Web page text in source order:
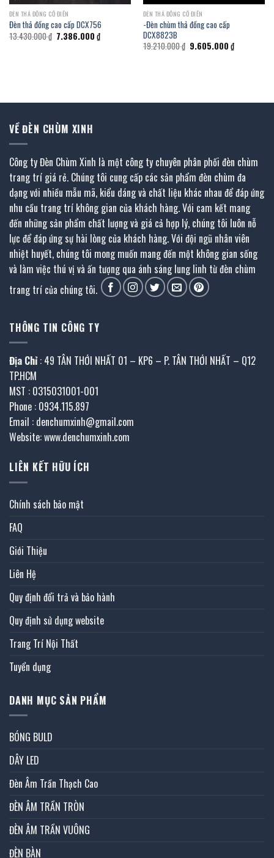
ĐÈN THẢ ĐỒNG CỔ ĐIỂN
Đèn thả đồng cao cấp DCX756
13.430.000₫ Giá
gốc
7.386.000 ₫Giá
hiện
ĐÈN THẢ ĐỒNG CỔ ĐIỂN
-Đèn chùm thả đồng cao cấp
DCX8823B
19.210.000₫ Giá
gốc
9.605.000 ₫Giá
hiện
VỀ ĐÈN CHÙM XINH
Công ty Đèn Chùm Xinh là một công ty chuyên phân phối đèn chùm
trang trí giá rẻ. Chúng tôi cung cấp các sản phẩm đèn chùm đa
dạng với nhiều mẫu mã, kiểu dáng và chất liệu khác nhau để đáp ứng
nhu cầu trang trí không gian của khách hàng. Với cam kết mang
đến những sản phẩm chất lượng và giá cả hợp lý, chúng tôi luôn nỗ
lực để đáp ứng sự hài lòng của khách hàng. Với đội ngũ nhân viên
nhiệt huyết, chúng tôi mong muốn mang đến một không gian sống
và làm việc thú vị và ấn tượng qua ánh sáng lung linh từ đèn chùm
trang trí của chúng tôi.
THÔNG TIN CÔNG TY
Địa Chỉ : 49 TÂN THỚI NHẤT 01 – KP6 – P. TÂN THỚI NHẤT – Q12
TP.HCM
MST : 0315031001-001
Phone : 0934.115.897
Email : denchumxinh@gmail.com
Website: www.denchumxinh.com
LIÊN KẾT HỮU ÍCH
Chính sách bảo mật
FAQ
Giới Thiệu
Liên Hệ
Quy định đổi trả và bảo hành
Quy định sử dụng website
Trang Trí Nội Thất
Tuyển dụng
DANH MỤC SẢN PHẨM
BÓNG BULD
DÂY LED
Đèn Âm Trần Thạch Cao
ĐÈN ÂM TRẦN TRÒN
ĐÈN ÂM TRẦN VUÔNG
ĐÈN BÀN